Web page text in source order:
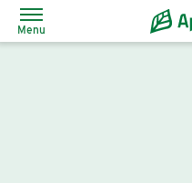
Menu